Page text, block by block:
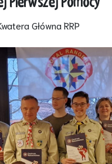
Pierwszej Pomocy
Główna RRP